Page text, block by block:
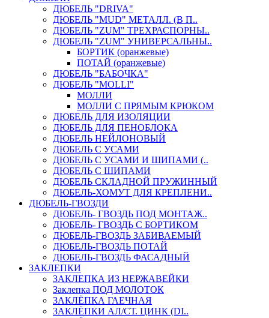
ДЮБЕЛЬ "DRIVA"
ДЮБЕЛЬ "MUD" МЕТАЛЛ. (В П..
ДЮБЕЛЬ "ZUM" ТРЕХРАСПОРНЫ..
ДЮБЕЛЬ "ZUM" УНИВЕРСАЛЬНЫ..
БОРТИК (оранжевые)
ПОТАЙ (оранжевые)
ДЮБЕЛЬ "БАБОЧКА"
ДЮБЕЛЬ "МOLLI"
МОЛЛИ
МОЛЛИ С ПРЯМЫМ КРЮКОМ
ДЮБЕЛЬ ДЛЯ ИЗОЛЯЦИИ
ДЮБЕЛЬ ДЛЯ ПЕНОБЛОКА
ДЮБЕЛЬ НЕЙЛОНОВЫЙ
ДЮБЕЛЬ С УСАМИ
ДЮБЕЛЬ С УСАМИ И ШИПАМИ (..
ДЮБЕЛЬ С ШИПАМИ
ДЮБЕЛЬ СКЛАДНОЙ ПРУЖИННЫЙ
ДЮБЕЛЬ-ХОМУТ ДЛЯ КРЕПЛЕНИ..
ДЮБЕЛЬ-ГВОЗДИ
ДЮБЕЛЬ- ГВОЗДЬ ПОД МОНТАЖ..
ДЮБЕЛЬ- ГВОЗДЬ С БОРТИКОМ
ДЮБЕЛЬ-ГВОЗДЬ ЗАБИВАЕМЫЙ
ДЮБЕЛЬ-ГВОЗДЬ ПОТАЙ
ДЮБЕЛЬ-ГВОЗДЬ ФАСАДНЫЙ
ЗАКЛЕПКИ
ЗАКЛЕПКА ИЗ НЕРЖАВЕЙКИ
Заклепка ПОД МОЛОТОК
ЗАКЛЁПКА ГАЕЧНАЯ
ЗАКЛЁПКИ АЛ/СТ. ЦИНК (DI..